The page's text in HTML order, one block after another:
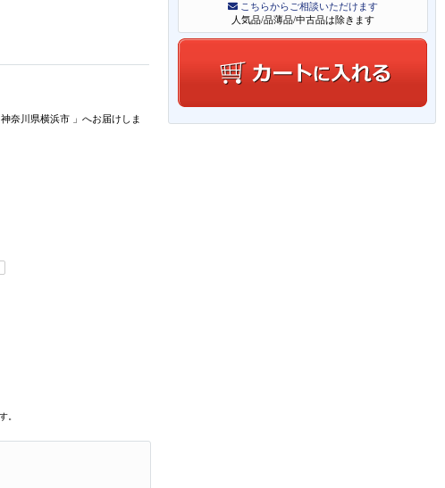
こちらからご相談いただけます
人気品/品薄品/中古品は除きます
神奈川県横浜市 」 へお届けしま
。